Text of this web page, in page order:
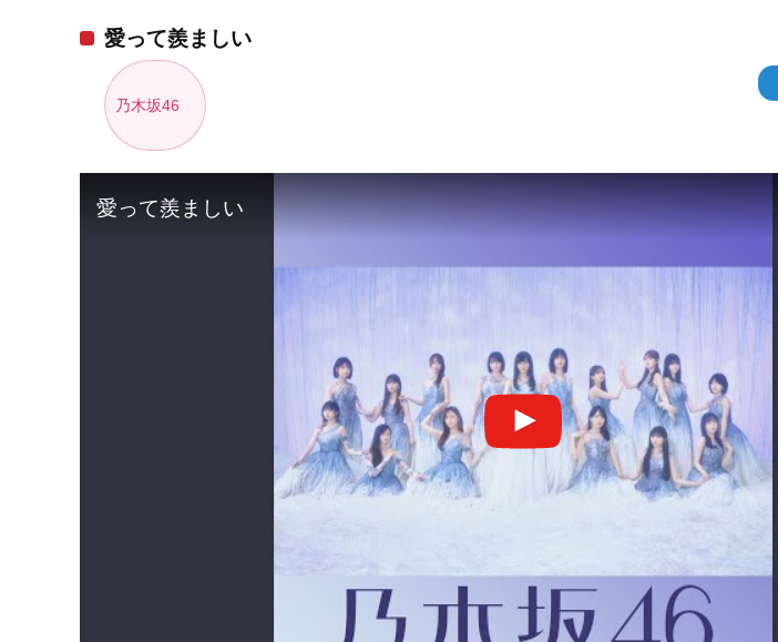
愛って羨ましい
乃木坂46
愛って羨ましい